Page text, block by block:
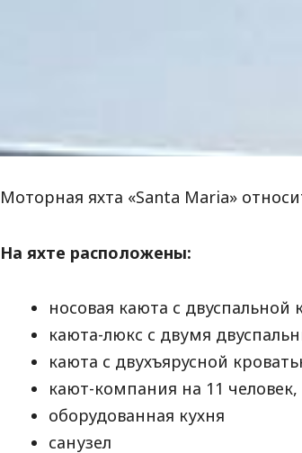
Моторная яхта «Santa Maria»
На яхте расположены:
носовая каюта с двуспальной
каюта-люкс с двумя
каюта с двухъярусной
кают-компания на 11
оборудованная кухня
санузел